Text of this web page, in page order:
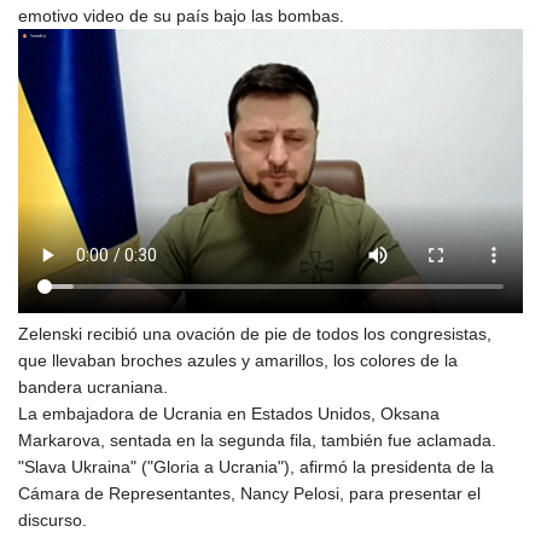
emotivo video de su país bajo las bombas.
Zelenski recibió una ovación de pie de todos los congresistas,
que llevaban broches azules y amarillos, los colores de la
bandera ucraniana.
La embajadora de Ucrania en Estados Unidos, Oksana
Markarova, sentada en la segunda fila, también fue aclamada.
"Slava Ukraina" ("Gloria a Ucrania"), afirmó la presidenta de la
Cámara de Representantes, Nancy Pelosi, para presentar el
discurso.